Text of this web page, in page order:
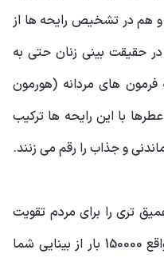
و هم در تشخیص رایحه ها از
حقیقت بینی زنان حتی به
های مردانه (هورمون
با این رایحه ها ترکیب
و جذاب را رقم می زنند.
تری را برای مردم تقویت
کند. بو قوی ترین حس است. در واقع 150000 بار از بینایی شما